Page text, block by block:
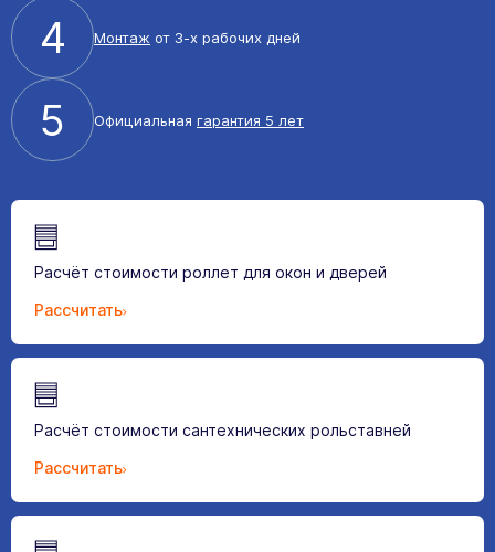
4 Монтаж от 3-х рабочих дней
5 Официальная гарантия 5 лет
Расчёт стоимости роллет для окон и дверей
Рассчитать
Расчёт стоимости сантехнических рольставней
Рассчитать